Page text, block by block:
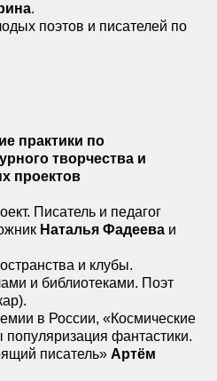
.
поэтов и писателей по
практики по
творчества и
проектов
Писатель и педагог
Наталья Фадеева и
и клубы.
и библиотеками. Поэт
в России, «Космические
популяризация фантастики.
писатель» Артём